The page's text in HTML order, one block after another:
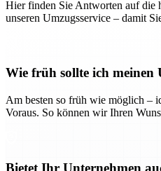
Hier finden Sie Antworten auf die
unseren Umzugsservice – damit
Wie früh sollte ich meinen
Am besten so früh wie möglich –
Voraus. So können wir Ihren
Bietet Ihr Unternehmen